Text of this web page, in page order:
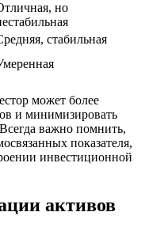
но
стабильная
может более
и минимизировать
важно помнить,
показателя,
инвестиционной
активов